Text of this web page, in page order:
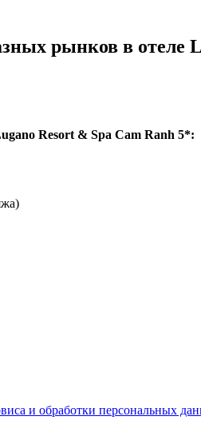
рынков в отеле
Resort & Spa Cam Ranh 5*:
и обработки персональных